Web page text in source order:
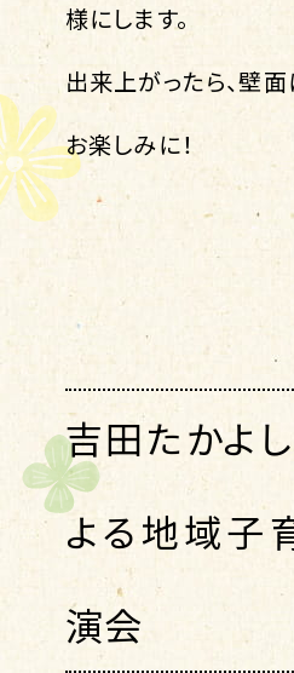
様にします。
出来上がったら、壁面
お楽しみに！
吉田たかよ
よる地域子
演会